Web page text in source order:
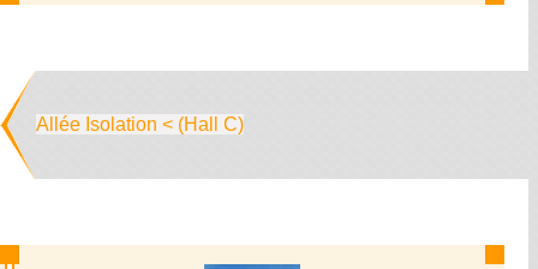
Allée Isolation < (Hall C)